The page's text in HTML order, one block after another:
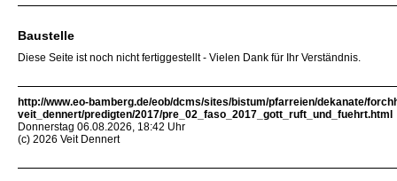
Baustelle
Diese Seite ist noch nicht fertiggestellt - Vielen Dank für Ihr Verständnis.
http://www.eo-bamberg.de/eob/dcms/sites/bistum/pfarreien/dekanate/
veit_dennert/predigten/2017/pre_02_faso_2017_gott_ruft_und_fuehrt.html
Donnerstag 06.08.2026, 18:42 Uhr
(c) 2026 Veit Dennert